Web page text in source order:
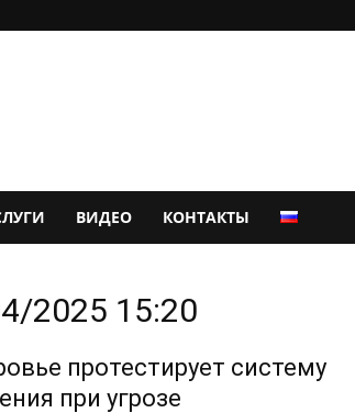
ВИДЕО КОНТАКТЫ
2025 15:20
протестирует систему
при угрозе